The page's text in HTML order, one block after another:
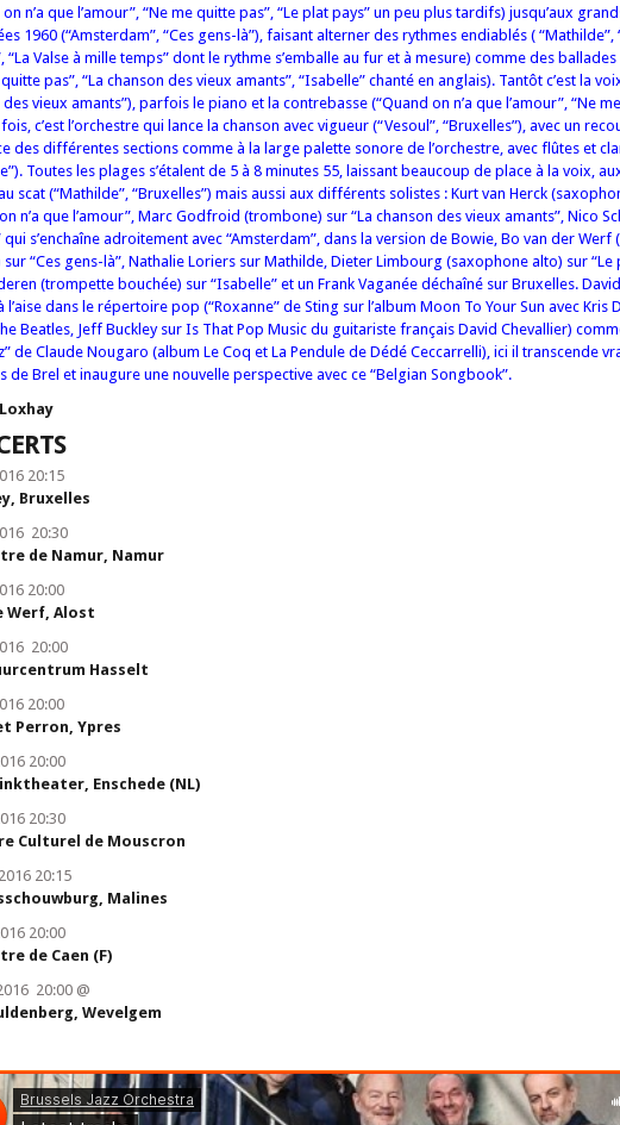
on n’a que l’amour”, “Ne me quitte pas”, “Le plat pays” un peu plus tardifs) jusqu’aux
1960 (“Amsterdam”, “Ces gens-là”), faisant alterner des rythmes endiablés ( “Mathilde”,
“La Valse à mille temps” dont le rythme s’emballe au fur et à mesure) comme des
pas”, “La chanson des vieux amants”, “Isabelle” chanté en anglais). Tantôt c’est la
vieux amants”), parfois le piano et la contrebasse (“Quand on n’a que l’amour”, “Ne
c’est l’orchestre qui lance la chanson avec vigueur (“Vesoul”, “Bruxelles”), avec un
des différentes sections comme à la large palette sonore de l’orchestre, avec flûtes et
Toutes les plages s’étalent de 5 à 8 minutes 55, laissant beaucoup de place à la voix,
scat (“Mathilde”, “Bruxelles”) mais aussi aux différents solistes : Kurt van Herck
n’a que l’amour”, Marc Godfroid (trombone) sur “La chanson des vieux amants”, Nico
qui s’enchaîne adroitement avec “Amsterdam”, dans la version de Bowie, Bo van der Werf
“Ces gens-là”, Nathalie Loriers sur Mathilde, Dieter Limbourg (saxophone alto) sur “Le
(trompette bouchée) sur “Isabelle” et un Frank Vaganée déchaîné sur Bruxelles.
l’aise dans le répertoire pop (“Roxanne” de Sting sur l’album Moon To Your Sun avec Kris
Beatles, Jeff Buckley sur Is That Pop Music du guitariste français David Chevallier)
de Claude Nougaro (album Le Coq et La Pendule de Dédé Ceccarrelli), ici il transcende
de Brel et inaugure une nouvelle perspective avec ce “Belgian Songbook”.
20:15
Bruxelles
20:30
de Namur, Namur
20:00
Werf, Alost
20:00
Hasselt
20:00
Perron, Ypres
20:00
Enschede (NL)
20:30
Culturel de Mouscron
20:15
Malines
20:00
de Caen (F)
20:00 @
Wevelgem